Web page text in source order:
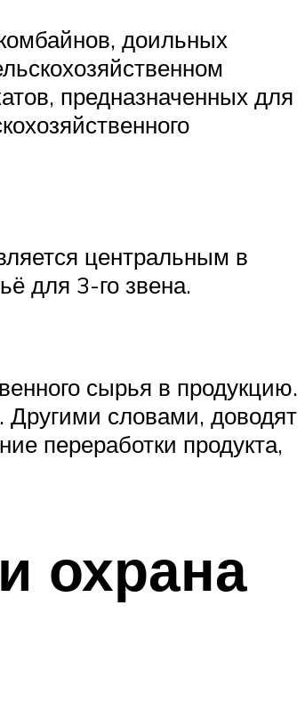
доильных
предназначенных для
центральным в
для 3-го звена.
сырья в продукцию.
Другими словами, доводят
переработки продукта,
охрана